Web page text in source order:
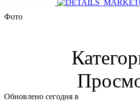
Фото
Обновлено сегодня в